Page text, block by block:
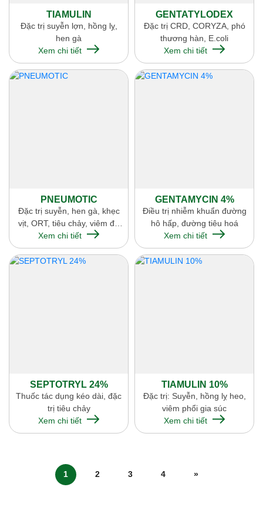
TIAMULIN
Đặc trị suyễn lợn, hồng lỵ,
hen gà
Xem chi tiết
GENTATYLODEX
Đặc trị CRD, CORYZA, phó
thương hàn, E.coli
Xem chi tiết
PNEUMOTIC
Đặc trị suyễn, hen gà, khẹc
vịt, ORT, tiêu chảy, viêm đa
khớp
Xem chi tiết
GENTAMYCIN 4%
Điều trị nhiễm khuẩn đường
hô hấp, đường tiêu hoá
Xem chi tiết
SEPTOTRYL 24%
Thuốc tác dụng kéo dài, đặc
trị tiêu chảy
Xem chi tiết
TIAMULIN 10%
Đặc trị: Suyễn, hồng lỵ heo,
viêm phổi gia súc
Xem chi tiết
1 2 3 4 »